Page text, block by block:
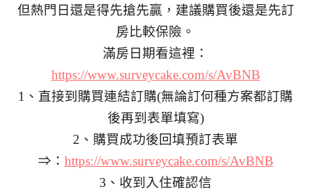
但熱門日還是得先搶先贏，建議購買後還是先訂
房比較保險。
滿房日期看這裡：
https://www.surveycake.com/s/AvBNB
1、直接到購買連結訂購(無論訂何種方案都訂購
後再到表單填寫)
2、購買成功後回填預訂表單
⇒： https://www.surveycake.com/s/AvBNB
3、收到入住確認信